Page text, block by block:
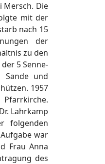
Mersch. Die
mit der
nach 15
der
zu den
5 Senne-
Sande und
1957
Lahrkamp
folgenden
war
Frau Anna
des